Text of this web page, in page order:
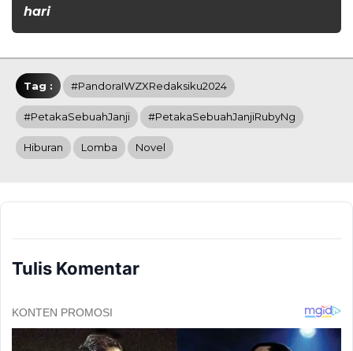
hari
Tag : #PandoraIWZXRedaksiku2024
#PetakaSebuahJanji #PetakaSebuahJanjiRubyNg
Hiburan Lomba Novel
Tulis Komentar